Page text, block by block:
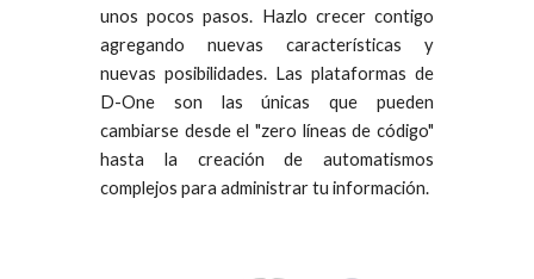
unos pocos pasos. Hazlo crecer contigo
agregando nuevas características y
nuevas posibilidades. Las plataformas de
D-One son las únicas que pueden
cambiarse desde el "zero líneas de código"
hasta la creación de automatismos
complejos para administrar tu información.